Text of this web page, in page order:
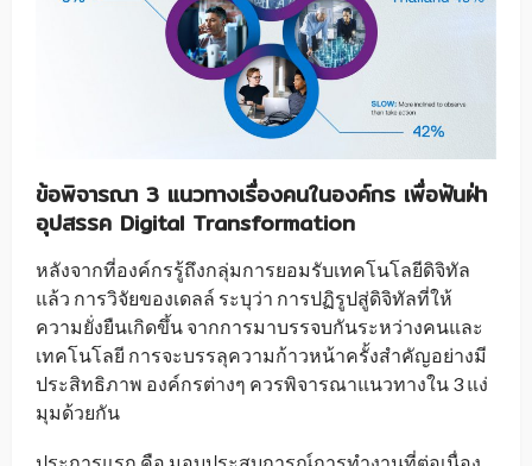
ข้อพิจารณา 3 แนวทางเรื่องคนในองค์กร เพื่อฟันฝ่า
อุปสรรค Digital Transformation
หลังจากที่องค์กรรู้ถึงกลุ่มการยอมรับเทคโนโลยีดิจิทัล
แล้ว การวิจัยของเดลล์ ระบุว่า การปฏิรูปสู่ดิจิทัลที่ให้
ความยั่งยืนเกิดขึ้น จากการมาบรรจบกันระหว่างคนและ
เทคโนโลยี การจะบรรลุความก้าวหน้าครั้งสำคัญอย่างมี
ประสิทธิภาพ องค์กรต่างๆ ควรพิจารณาแนวทางใน 3 แง่
มุมด้วยกัน